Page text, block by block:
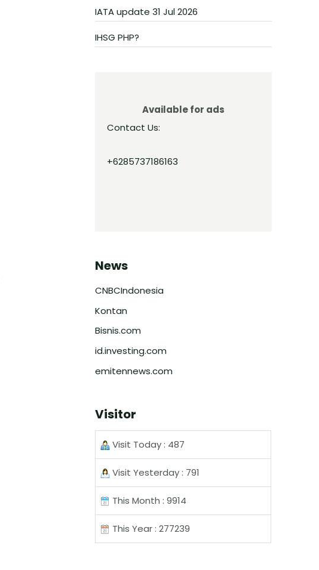
IATA update 31 Jul 2026
IHSG PHP?
Available for ads
Contact Us:
+6285737186163
News
CNBCIndonesia
Kontan
Bisnis.com
id.investing.com
emitennews.com
Visitor
Visit Today : 487
Visit Yesterday : 791
This Month : 9914
This Year : 277239